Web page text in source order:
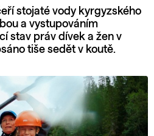
stojaté vody kyrgyzského
a vystupováním
stav práv dívek a žen v
tiše sedět v koutě.